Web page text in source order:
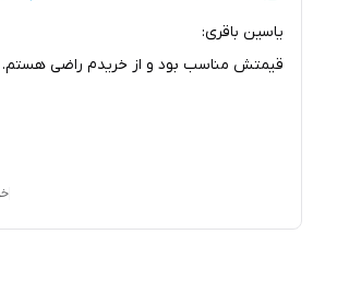
یاسین باقری:
قیمتش مناسب بود و از خریدم راضی هستم.
خریدار